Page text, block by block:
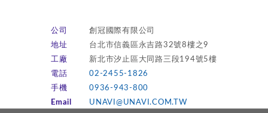
公司
創冠國際有限公司
地址
台北市信義區永吉路32號8樓之9
工廠
新北市汐止區大同路三段194號5樓
電話
02-2455-1826
手機
0936-943-800
Email
UNAVI@UNAVI.COM.TW